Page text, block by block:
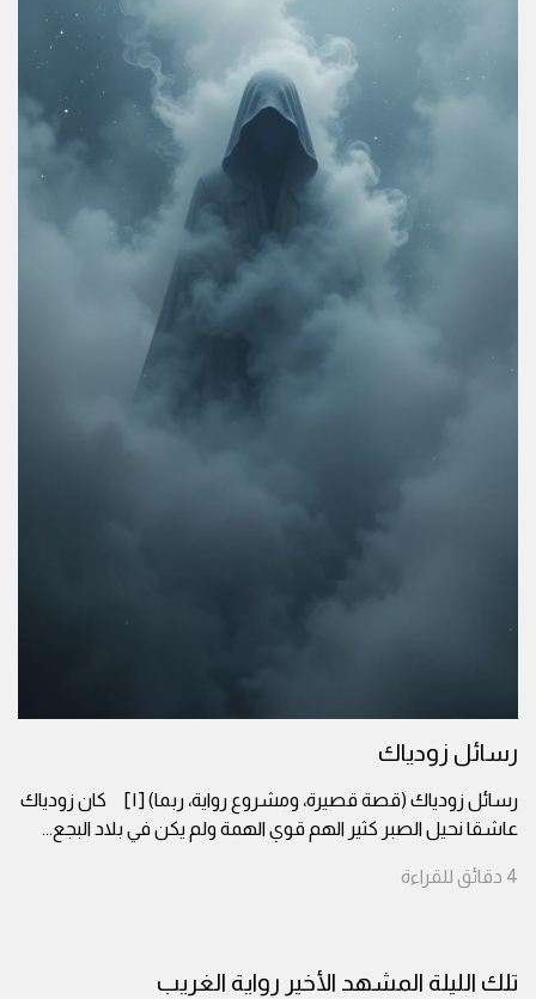
رسائل زودياك
رسائل زودياك (قصة قصيرة، ومشروع رواية، ربما) [١] كان زودياك
عاشقا نحيل الصبر كثير الهم قوي الهمة ولم يكن في بلاد البجع...
4 دقائق للقراءة
تلك الليلة المشهد الأخير رواية الغريب